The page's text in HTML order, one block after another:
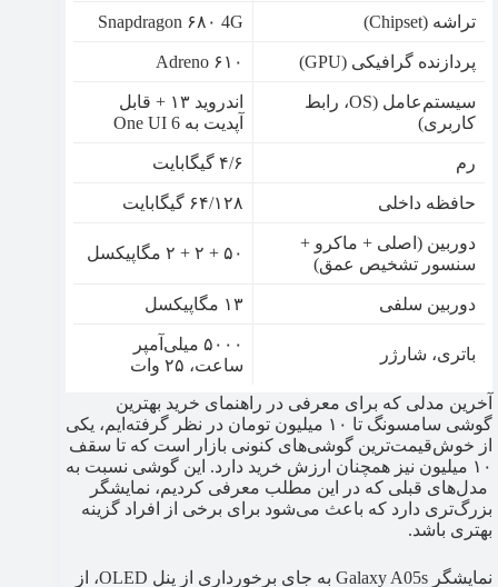
تراشه (Chipset) Snapdragon ۶۸۰ 4G
پردازنده گرافیکی (GPU) Adreno ۶۱۰
سیستم‌عامل (OS، رابط
کاربری)
اندروید ۱۳ + قابل
آپدیت به One UI 6
رم ۴/۶ گیگابایت
حافظه داخلی ۶۴/۱۲۸ گیگابایت
دوربین (اصلی + ماکرو +
سنسور تشخیص عمق)
۵۰ + ۲ + ۲ مگاپیکسل
دوربین سلفی ۱۳ مگاپیکسل
باتری، شارژر
۵۰۰۰ میلی‌آمپر
ساعت، ۲۵ وات
آخرین مدلی که برای معرفی در راهنمای خرید بهترین
گوشی سامسونگ تا ۱۰ میلیون تومان در نظر گرفته‌ایم، یکی
از خوش‌قیمت‌ترین گوشی‌های کنونی بازار است که تا سقف
۱۰ میلیون نیز همچنان ارزش خرید دارد. این گوشی نسبت به
مدل‌های قبلی که در این مطلب معرفی کردیم، نمایشگر
بزرگ‌تری دارد که باعث می‌شود برای برخی از افراد گزینه
بهتری باشد.
نمایشگر Galaxy A05s به جای برخورداری از پنل OLED، از